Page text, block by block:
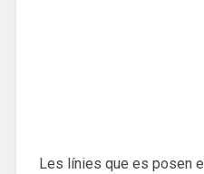
Les línies que es posen